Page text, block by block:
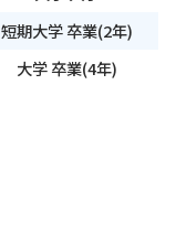
短期大学 卒業(2年)
大学 卒業(4年)